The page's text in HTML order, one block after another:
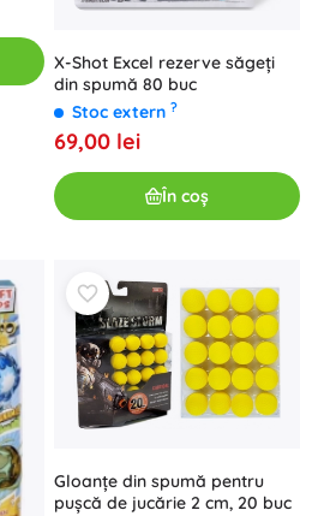
X-Shot Excel rezerve săgeți
din spumă 80 buc
Stoc extern ?
69,00 lei
În coș
Gloanțe din spumă pentru
pușcă de jucărie 2 cm, 20 buc